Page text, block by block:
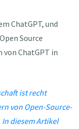
ChatGPT, und
Source
ChatGPT in
ist recht
von Open-Source-
diesem Artikel